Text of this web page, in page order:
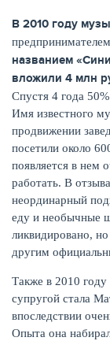
В 2010 году
названием
вложили 4 млн
Спустя 4 года
Имя известного
продвижении
посетили около
появляется в нем
работать. В
неординарный
еду и необычные
ликвидировано,
другим
Также в 2010 году
супругой стала
впоследствии
Опыта она